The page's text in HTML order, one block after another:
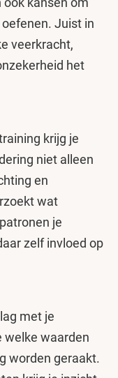
Juist in
veerkracht,
het
krijg je
niet alleen
en
wat
je
zelf invloed op
met je
welke waarden
worden geraakt.